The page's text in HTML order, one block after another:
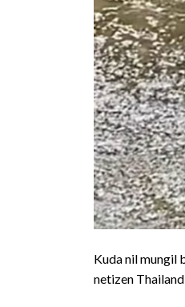
Kuda nil mungil
netizen